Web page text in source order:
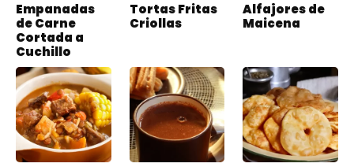
Empanadas
de Carne
Cortada a
Cuchillo
Tortas Fritas
Criollas
Alfajores de
Maicena